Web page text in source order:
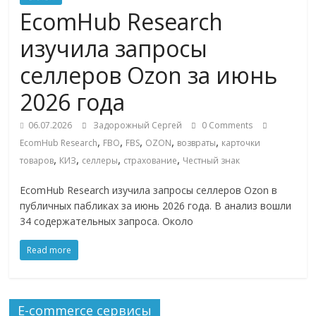
Commerce,
омниканальном
ритейле,
логистике,
технологиях,
соцсетях
Портал
торговле,
EcomHub Research
изучила запросы
селлеров Ozon за июнь
2026 года
06.07.2026 Задорожный Сергей
0 Comments
EcomHub Research, FBO, FBS, OZON, возвраты, карточки
товаров, КИЗ, селлеры, страхование, Честный знак
EcomHub Research изучила запросы селлеров Ozon в
публичных пабликах за июнь 2026 года. В анализ вошли
34 содержательных запроса. Около
Read more
E-commerce сервисы